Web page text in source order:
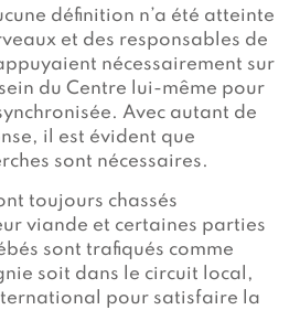
définition n’a été atteinte
et des responsables de
nécessairement sur
du Centre lui-même pour
Avec autant de
il est évident que
sont nécessaires.
toujours chassés
viande et certaines parties
sont trafiqués comme
soit dans le circuit local,
pour satisfaire la